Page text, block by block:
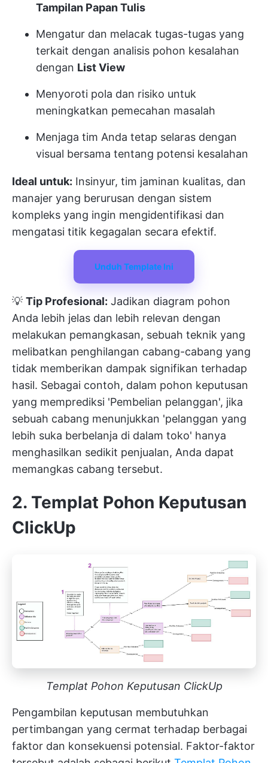
Tampilan Papan Tulis
Mengatur dan melacak tugas-tugas yang
terkait dengan analisis pohon kesalahan
dengan List View
Menyoroti pola dan risiko untuk
meningkatkan pemecahan masalah
Menjaga tim Anda tetap selaras dengan
visual bersama tentang potensi kesalahan
Ideal untuk: Insinyur, tim jaminan kualitas, dan
manajer yang berurusan dengan sistem
kompleks yang ingin mengidentifikasi dan
mengatasi titik kegagalan secara efektif.
Unduh Template Ini
💡 Tip Profesional: Jadikan diagram pohon
Anda lebih jelas dan lebih relevan dengan
melakukan pemangkasan, sebuah teknik yang
melibatkan penghilangan cabang-cabang yang
tidak memberikan dampak signifikan terhadap
hasil. Sebagai contoh, dalam pohon keputusan
yang memprediksi 'Pembelian pelanggan', jika
sebuah cabang menunjukkan 'pelanggan yang
lebih suka berbelanja di dalam toko' hanya
menghasilkan sedikit penjualan, Anda dapat
memangkas cabang tersebut.
2. Templat Pohon Keputusan
ClickUp
Templat Pohon Keputusan ClickUp
Pengambilan keputusan membutuhkan
pertimbangan yang cermat terhadap berbagai
faktor dan konsekuensi potensial. Faktor-faktor